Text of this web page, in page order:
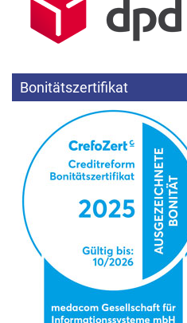
Bonitätszertifikat